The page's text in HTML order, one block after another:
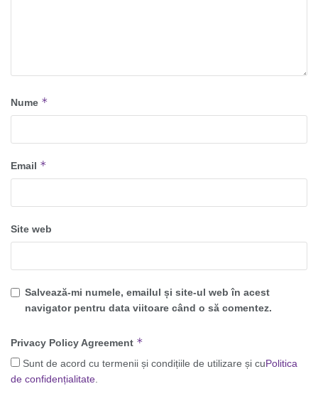
Nume *
Email *
Site web
Salvează-mi numele, emailul și site-ul web în acest
navigator pentru data viitoare când o să comentez.
Privacy Policy Agreement *
Sunt de acord cu termenii și condițiile de utilizare și cuPolitica
de confidențialitate.